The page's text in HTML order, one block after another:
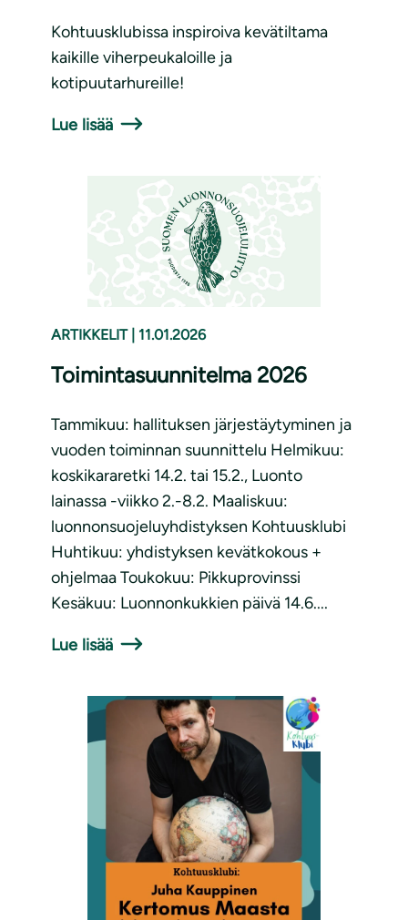
Kohtuusklubissa inspiroiva kevätiltama
kaikille viherpeukaloille ja
kotipuutarhureille!
Lue lisää
ARTIKKELIT 11.01.2026
Toimintasuunnitelma 2026
Tammikuu: hallituksen järjestäytyminen ja
vuoden toiminnan suunnittelu Helmikuu:
koskikararetki 14.2. tai 15.2., Luonto
lainassa -viikko 2.-8.2. Maaliskuu:
luonnonsuojeluyhdistyksen Kohtuusklubi
Huhtikuu: yhdistyksen kevätkokous +
ohjelmaa Toukokuu: Pikkuprovinssi
Kesäkuu: Luonnonkukkien päivä 14.6....
Lue lisää